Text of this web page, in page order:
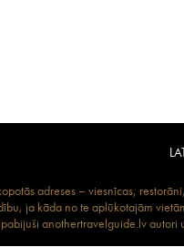
LAT
adreses – viesnīcas,
ja kāda no te aplūkotajām
anothertravelguide.lv autori